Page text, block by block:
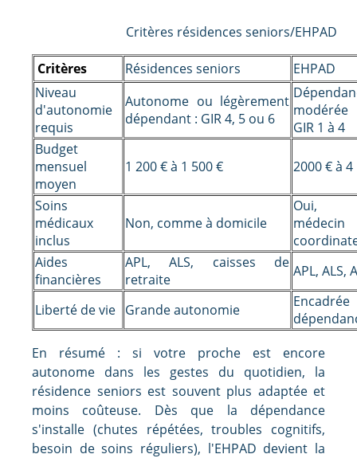
Critères résidences seniors/EHPAD
Critères Résidences seniors
EHPAD
Niveau
d'autonomie
requis
Autonome ou légèrement
dépendant : GIR 4, 5 ou 6
GIR 1 à 4
Budget
mensuel
moyen
1 200 € à 1 500 € 2000 € à 4
Soins
médicaux
inclus
Non, comme à domicile
Oui,
médecin
Aides
financières
APL, ALS, caisses de
retraite
APL, ALS,
Liberté de vie Grande autonomie
En résumé : si votre proche est encore
autonome dans les gestes du quotidien, la
résidence seniors est souvent plus adaptée et
moins coûteuse. Dès que la dépendance
s'installe (chutes répétées, troubles cognitifs,
besoin de soins réguliers), l'EHPAD devient la